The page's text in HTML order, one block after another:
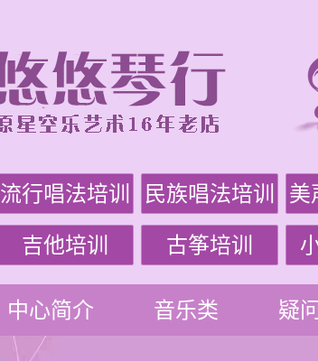
流行唱法培训 民族唱法培训 美
吉他培训 古筝培训
中心简介 音乐类 疑